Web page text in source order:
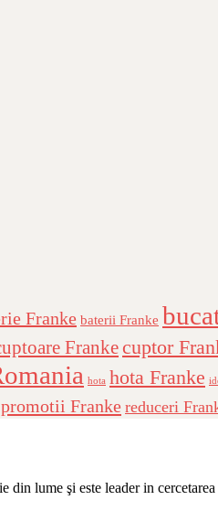
Franke baterii Franke
Franke cuptor
hota hota Franke
promotii Franke reduceri
din lume şi este leader in